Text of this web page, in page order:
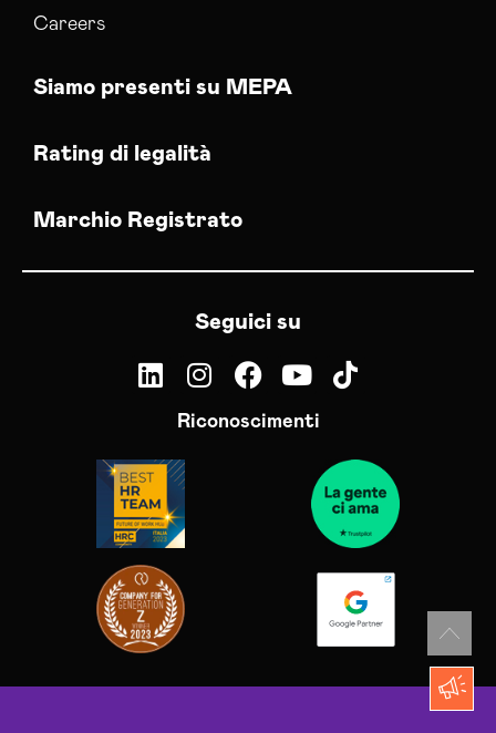
Careers
Siamo presenti su MEPA
Rating di legalità
Marchio Registrato
Seguici su
Riconoscimenti